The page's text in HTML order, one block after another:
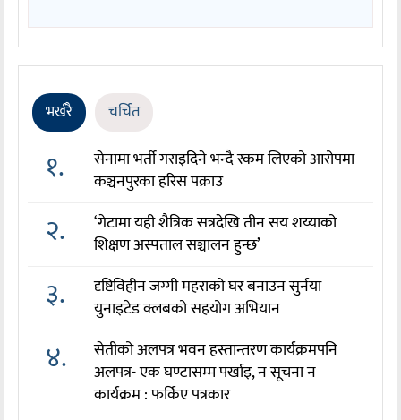
भर्खरै चर्चित
१.
सेनामा भर्ती गराइदिने भन्दै रकम लिएको आरोपमा
कञ्चनपुरका हरिस पक्राउ
२.
‘गेटामा यही शैत्रिक सत्रदेखि तीन सय शय्याको
शिक्षण अस्पताल सञ्चालन हुन्छ’
३.
दृष्टिविहीन जग्गी महराको घर बनाउन सुर्नया
युनाइटेड क्लबको सहयोग अभियान
४.
सेतीको अलपत्र भवन हस्तान्तरण कार्यक्रमपनि
अलपत्र- एक घण्टासम्म पर्खाइ, न सूचना न
कार्यक्रम : फर्किए पत्रकार